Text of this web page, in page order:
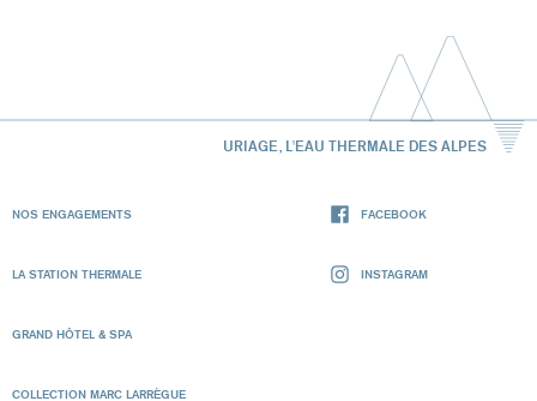
URIAGE, L'EAU THERMALE DES ALPES
NOS ENGAGEMENTS
LA STATION THERMALE
GRAND HÔTEL & SPA
COLLECTION MARC LARRÈGUE
FACEBOOK
INSTAGRAM